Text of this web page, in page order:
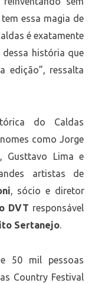
essa magia de
é exatamente
história que
edição”, ressalta
do Caldas
como Jorge
Gusttavo Lima e
artistas de
, sócio e diretor
DVT responsável
Sertanejo.
50 mil pessoas
Country Festival